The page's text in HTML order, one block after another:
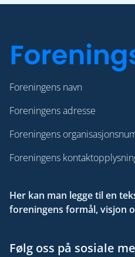
Foreningens navn
Foreningens adresse
Foreningens
Foreningens
Her kan man legge til en
foreningens formål, visjon
Følg oss på sosiale